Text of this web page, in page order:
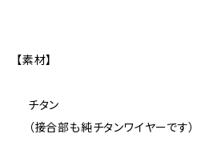
【素材】
チタン
（接合部も純チタンワイヤーです）